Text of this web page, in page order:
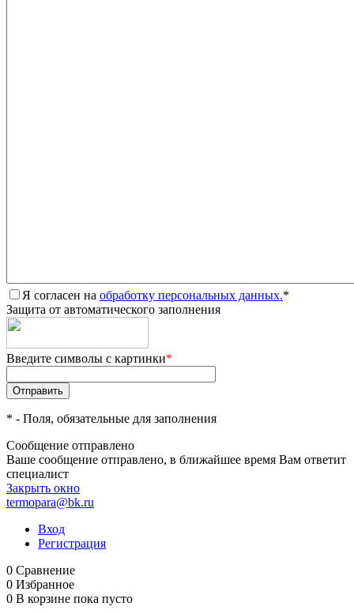
Я согласен на обработку персональных данных.*
Защита от автоматического заполнения
Введите символы с картинки*
* - Поля, обязательные для заполнения
Сообщение отправлено
Ваше сообщение отправлено, в ближайшее время Вам ответит
специалист
Закрыть окно
termopara@bk.ru
Вход
Регистрация
0 Сравнение
0 Избранное
0 В корзине пока пусто